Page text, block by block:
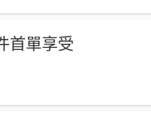
首單享受